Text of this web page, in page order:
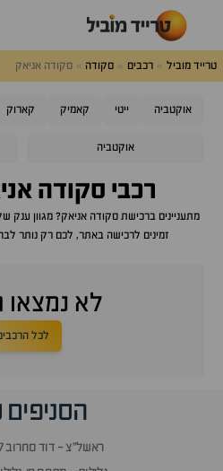
טרייד מוביל רכבים סקודה סקודה אניאק
אוקטביה ייטי קאמיק קארוק
אוקטביה
רכבי סקודה
מתעניינים ברכישתסקודה אניאק? מגוון ענק
זמינים לרכישה באתר, לכם רק נותר
לא נמצאו
לכל
הסניפים
ראשל״צ - דוד סחרוב 7, ראשון לציון